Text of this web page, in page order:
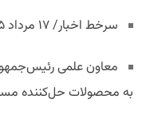
سرخط اخبار/ ۱۷ مرداد ۱۴۰۵
معاون علمی
به محصولات حل‌کننده